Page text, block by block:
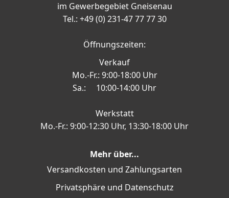
im Gewerbegebiet Gneisenau
Tel.: +49 (0) 231-47 77 77 30
Öffnungszeiten:
Verkauf
Mo.-Fr.: 9:00-18:00 Uhr
Sa.: 10:00-14:00 Uhr
Werkstatt
Mo.-Fr.: 9:00-12:30 Uhr, 13:30-18:00 Uhr
Mehr über...
Versandkosten und Zahlungsarten
Privatsphäre und Datenschutz